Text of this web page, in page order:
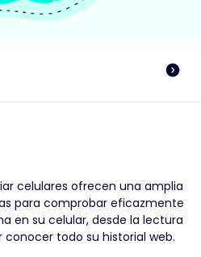
celulares ofrecen una amplia
para comprobar eficazmente
en su celular, desde la lectura
todo su historial web.